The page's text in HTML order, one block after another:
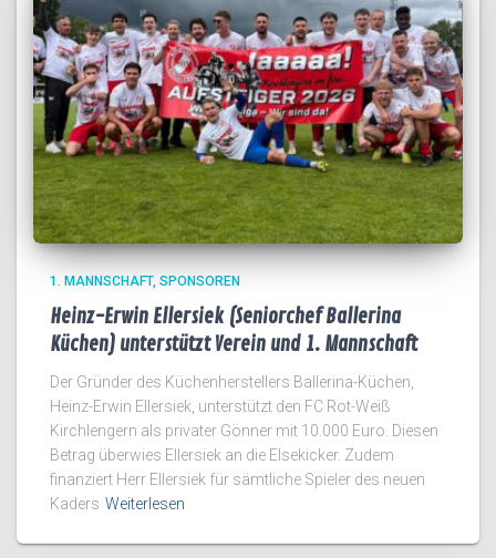
1. MANNSCHAFT SPONSOREN
Heinz-Erwin Ellersiek (Seniorchef Ballerina
Küchen) unterstützt Verein und 1. Mannschaft
Der Gründer des Küchenherstellers Ballerina-Küchen,
Heinz-Erwin Ellersiek, unterstützt den FC Rot-Weiß
Kirchlengern als privater Gönner mit 10.000 Euro. Diesen
Betrag überwies Ellersiek an die Elsekicker. Zudem
finanziert Herr Ellersiek für sämtliche Spieler des neuen
Kaders Weiterlesen